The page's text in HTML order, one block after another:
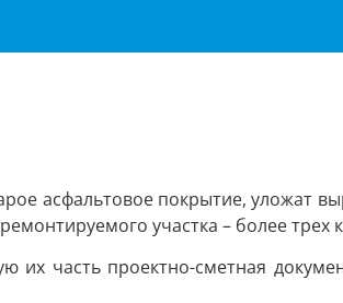
асфальтовое покрытие, уложат
участка – более трех
часть проектно-сметная